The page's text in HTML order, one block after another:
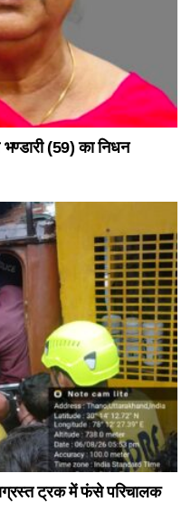
(59) का निधन
ट्रक में फंसे परिचालक